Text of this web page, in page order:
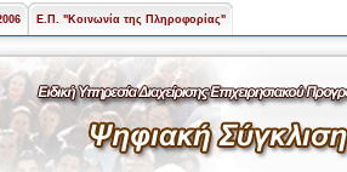
Ε.Π. "Κοινωνία της Πληροφορίας"